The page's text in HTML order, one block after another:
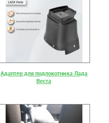
Адаптер для подлокотника Лада
Веста